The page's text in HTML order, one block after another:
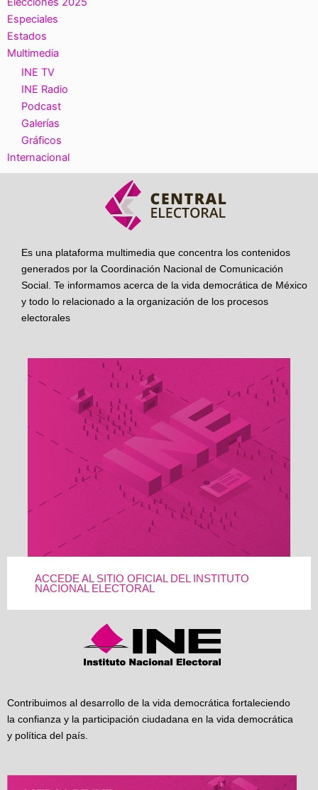
Especiales
Estados
Multimedia
INE TV
INE Radio
Podcast
Galerías
Gráficos
Internacional
Es una plataforma multimedia que concentra los contenidos
generados por la Coordinación Nacional de Comunicación
Social. Te informamos acerca de la vida democrática de México
y todo lo relacionado a la organización de los procesos
electorales
ACCEDE AL SITIO OFICIAL DEL INSTITUTO
NACIONAL ELECTORAL
Contribuimos al desarrollo de la vida democrática fortaleciendo
la confianza y la participación ciudadana en la vida democrática
y política del país.